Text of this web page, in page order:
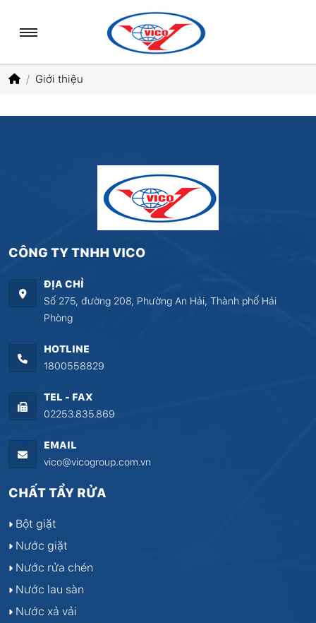
Giới thiệu
CÔNG TY TNHH VICO
ĐỊA CHỈ
Số 275, đường 208, Phường An Hải, Thành phố Hải
Phòng
HOTLINE
1800558829
TEL - FAX
02253.835.869
EMAIL
vico@vicogroup.com.vn
CHẤT TẨY RỬA
Bột giặt
Nước giặt
Nước rửa chén
Nước lau sàn
Nước xả vải